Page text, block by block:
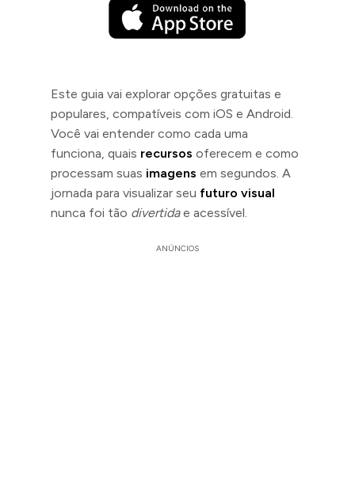
Este guia vai explorar opções gratuitas e
populares, compatíveis com iOS e Android.
Você vai entender como cada uma
funciona, quais recursos oferecem e como
processam suas imagens em segundos. A
jornada para visualizar seu futuro visual
nunca foi tão divertidae acessível.
ANÚNCIOS